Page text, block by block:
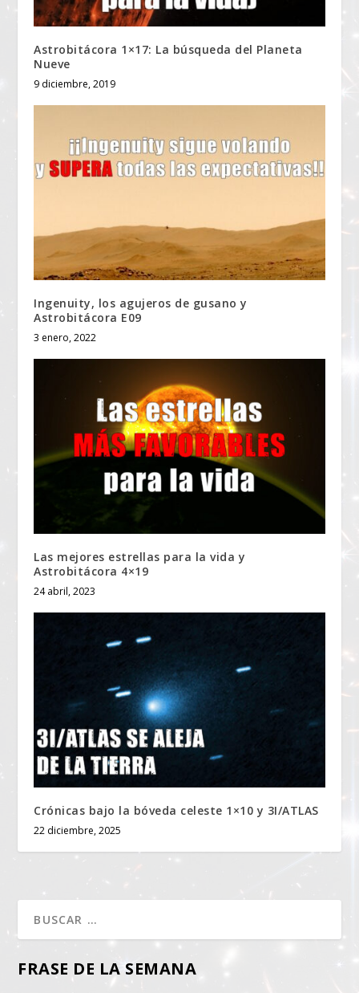
Astrobitácora 1×17: La búsqueda del Planeta
Nueve
9 diciembre, 2019
Ingenuity, los agujeros de gusano y
Astrobitácora E09
3 enero, 2022
Las mejores estrellas para la vida y
Astrobitácora 4×19
24 abril, 2023
Crónicas bajo la bóveda celeste 1×10 y 3I/ATLAS
22 diciembre, 2025
FRASE DE LA SEMANA